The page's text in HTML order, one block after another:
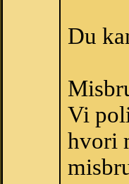
Du
Vi
hvori